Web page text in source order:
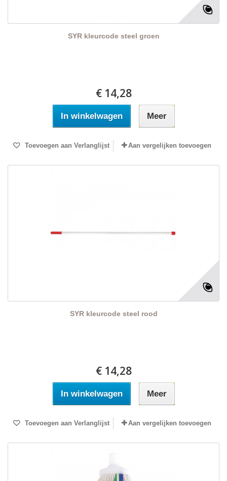
SYR kleurcode steel groen
€ 14,28
In winkelwagen Meer
Toevoegen aan Verlanglijst Aan vergelijken toevoegen
SYR kleurcode steel rood
€ 14,28
In winkelwagen Meer
Toevoegen aan Verlanglijst Aan vergelijken toevoegen